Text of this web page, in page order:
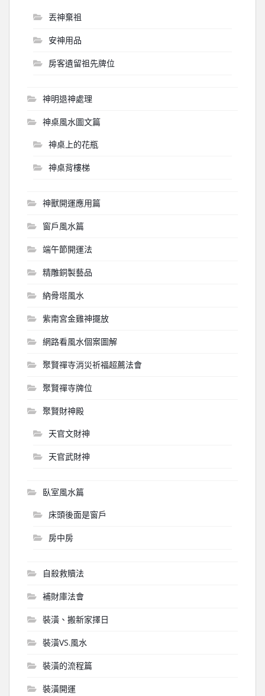
丟神棄祖
安神用品
房客遺留祖先牌位
神明退神處理
神桌風水圖文篇
神桌上的花瓶
神桌背樓梯
神獸開運應用篇
窗戶風水篇
端午節開運法
精雕銅製藝品
納骨塔風水
紫南宮金雞神擺放
網路看風水個案圖解
聚賢禪寺消災祈福超薦法會
聚賢禪寺牌位
聚賢財神殿
天官文財神
天官武財神
臥室風水篇
床頭後面是窗戶
房中房
自殺救贖法
補財庫法會
裝潢、搬新家擇日
裝潢VS.風水
裝潢的流程篇
裝潢開運